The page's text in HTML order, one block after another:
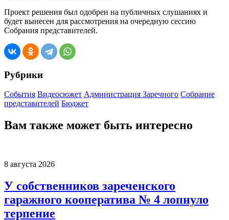
Проект решения был одобрен на публичных слушаниях и
будет вынесен для рассмотрения на очередную сессию
Собрания представителей.
Рубрики
События Видеосюжет Администрация Заречного Собрание
представителей Бюджет
Вам также может быть интересно
8 августа 2026
У собственников зареченского
гаражного кооператива № 4 лопнуло
терпение